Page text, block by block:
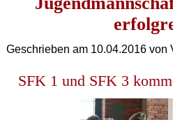
Geschrieben am 10.04.2016von
SFK 1 und SFK 3